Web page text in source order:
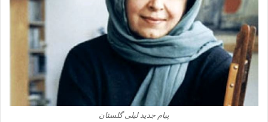
پیام جدید لیلی گلستان